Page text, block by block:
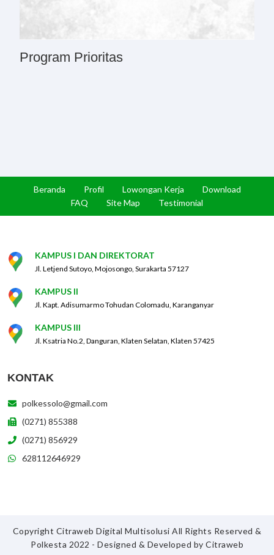
Program Prioritas
Beranda Profil Lowongan Kerja
Download
FAQ
Site Map Testimonial
KAMPUS I DAN DIREKTORAT
Jl. Letjend Sutoyo, Mojosongo, Surakarta 57127
KAMPUS II
Jl. Kapt. Adisumarmo Tohudan Colomadu, Karanganyar
KAMPUS III
Jl. Ksatria No.2, Danguran, Klaten Selatan, Klaten 57425
KONTAK
polkessolo@gmail.com
(0271) 855388
(0271) 856929
628112646929
Copyright Citraweb Digital Multisolusi All Rights Reserved &
Polkesta 2022 - Designed & Developed by Citraweb